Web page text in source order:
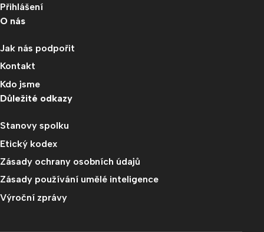
Přihlášení
O nás
Jak nás podpořit
Kontakt
Kdo jsme
Důležité odkazy
Stanovy spolku
Etický kodex
Zásady ochrany osobních údajů
Zásady používání umělé inteligence
Výroční zprávy